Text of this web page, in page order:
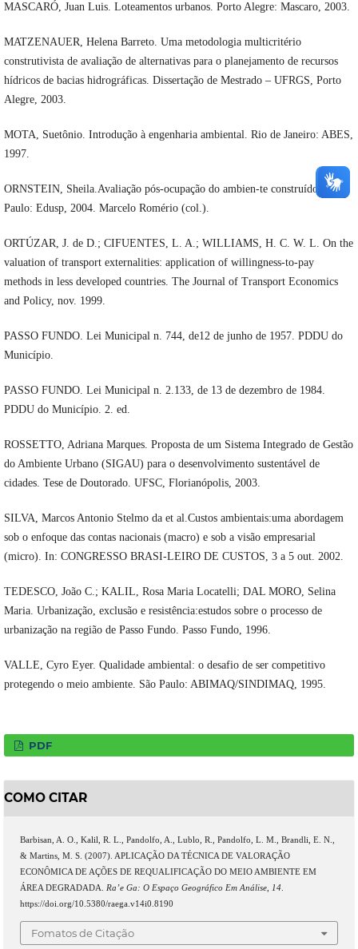
MASCARÓ, Juan Luis. Loteamentos urbanos. Porto Alegre: Mascaro, 2003.
MATZENAUER, Helena Barreto. Uma metodologia multicritério
construtivista de avaliação de alternativas para o planejamento de recursos
hídricos de bacias hidrográficas. Dissertação de Mestrado – UFRGS, Porto
Alegre, 2003.
MOTA, Suetônio. Introdução à engenharia ambiental. Rio de Janeiro: ABES,
1997.
ORNSTEIN, Sheila.Avaliação pós-ocupação do ambien-te construído.São
Paulo: Edusp, 2004. Marcelo Romério (col.).
ORTÚZAR, J. de D.; CIFUENTES, L. A.; WILLIAMS, H. C. W. L. On the
valuation of transport externalities: application of willingness-to-pay
methods in less developed countries. The Journal of Transport Economics
and Policy, nov. 1999.
PASSO FUNDO. Lei Municipal n. 744, de12 de junho de 1957. PDDU do
Município.
PASSO FUNDO. Lei Municipal n. 2.133, de 13 de dezembro de 1984.
PDDU do Município. 2. ed.
ROSSETTO, Adriana Marques. Proposta de um Sistema Integrado de Gestão
do Ambiente Urbano (SIGAU) para o desenvolvimento sustentável de
cidades. Tese de Doutorado. UFSC, Florianópolis, 2003.
SILVA, Marcos Antonio Stelmo da et al.Custos ambientais:uma abordagem
sob o enfoque das contas nacionais (macro) e sob a visão empresarial
(micro). In: CONGRESSO BRASI-LEIRO DE CUSTOS, 3 a 5 out. 2002.
TEDESCO, João C.; KALIL, Rosa Maria Locatelli; DAL MORO, Selina
Maria. Urbanização, exclusão e resistência:estudos sobre o processo de
urbanização na região de Passo Fundo. Passo Fundo, 1996.
VALLE, Cyro Eyer. Qualidade ambiental: o desafio de ser competitivo
protegendo o meio ambiente. São Paulo: ABIMAQ/SINDIMAQ, 1995.
PDF
COMO CITAR
Barbisan, A. O., Kalil, R. L., Pandolfo, A., Lublo, R., Pandolfo, L. M., Brandli, E. N.,
& Martins, M. S. (2007). APLICAÇÃO DA TÉCNICA DE VALORAÇÃO
ECONÔMICA DE AÇÕES DE REQUALIFICAÇÃO DO MEIO AMBIENTE EM
ÁREA DEGRADADA. Ra’e Ga: O Espaço Geográfico Em Análise, 14.
https://doi.org/10.5380/raega.v14i0.8190
Fomatos de Citação